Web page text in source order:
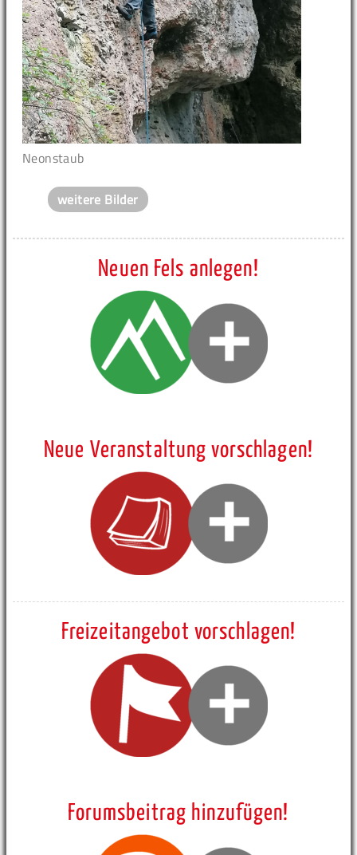
Neonstaub
weitere Bilder
Neuen Fels anlegen!
Neue Veranstaltung vorschlagen!
Freizeitangebot vorschlagen!
Forumsbeitrag hinzufügen!